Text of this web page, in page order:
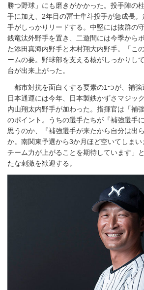
勝つ野球」にも磨きがかかった。投手陣の
手に加え、2年目の冨士隼斗投手が急成長
手がしっかりリードする。中堅には抜群の
銭竜汰外野手を置き、二遊間には今季から
た添田真海内野手と木村翔大内野手。「こ
ームの要。野球部を支える核がしっかりし
台が出来上がった。
都市対抗を面白くする要素の1つが、補強
日本通運には今年、日本製鉄かずさマジッ
内山翔太内野手が加わった。指揮官は「補
のポイント。うちの選手たちが『補強選手
思うのか、『補強選手が来たから自分は出
か。南関東予選から3か月ほど空いてしま
チーム力が上がることを期待しています」
たな刺激を歓迎する。